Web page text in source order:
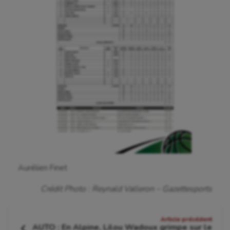
Tir à l'arc
Triathlon
Ultimate frisbee
Aurélien Finet
Crédit Photo : Reynald Valleron – Gazettesports
Article précédent
AUTO : En Alpine, Lilou Wadoux grimpe sur le